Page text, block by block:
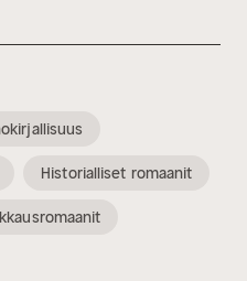
Historialliset romaanit